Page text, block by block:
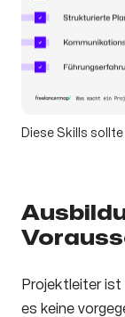
Diese Skills
Projektleiter
es keine